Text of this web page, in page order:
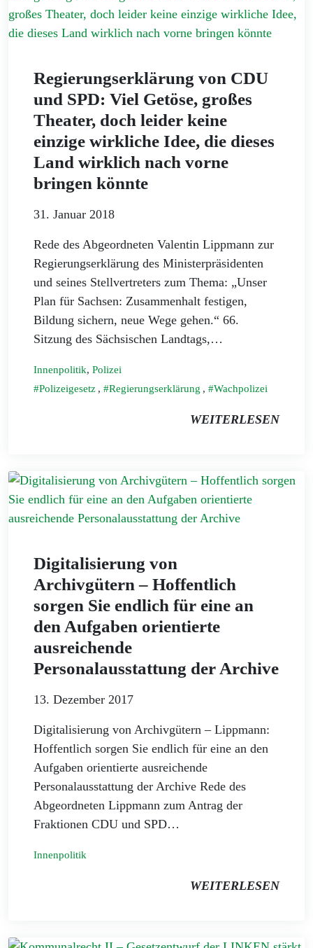
Regierungserklärung von CDU
und SPD: Viel Getöse, großes
Theater, doch leider keine
einzige wirkliche Idee, die dieses
Land wirklich nach vorne
bringen könnte
31. Januar 2018
Rede des Abgeordneten Valentin Lippmann zur
Regierungserklärung des Ministerpräsidenten
und seines Stellvertreters zum Thema: „Unser
Plan für Sachsen: Zusammenhalt festigen,
Bildung sichern, neue Wege gehen.“ 66.
Sitzung des Sächsischen Landtags,…
Innenpolitik, Polizei
Polizeigesetz , Regierungserklärung , Wachpolizei
WEITERLESEN
Digitalisierung von
Archivgütern – Hoffentlich
sorgen Sie endlich für eine an
den Aufgaben orientierte
ausreichende
Personalausstattung der Archive
13. Dezember 2017
Digitalisierung von Archivgütern – Lippmann:
Hoffentlich sorgen Sie endlich für eine an den
Aufgaben orientierte ausreichende
Personalausstattung der Archive Rede des
Abgeordneten Lippmann zum Antrag der
Fraktionen CDU und SPD…
Innenpolitik
WEITERLESEN